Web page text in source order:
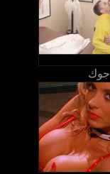
جوك